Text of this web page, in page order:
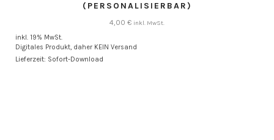
(PERSONALISIERBAR)
4,00 € inkl. MwSt.
inkl. 19% MwSt.
Digitales Produkt, daher KEIN Versand
Lieferzeit: Sofort-Download